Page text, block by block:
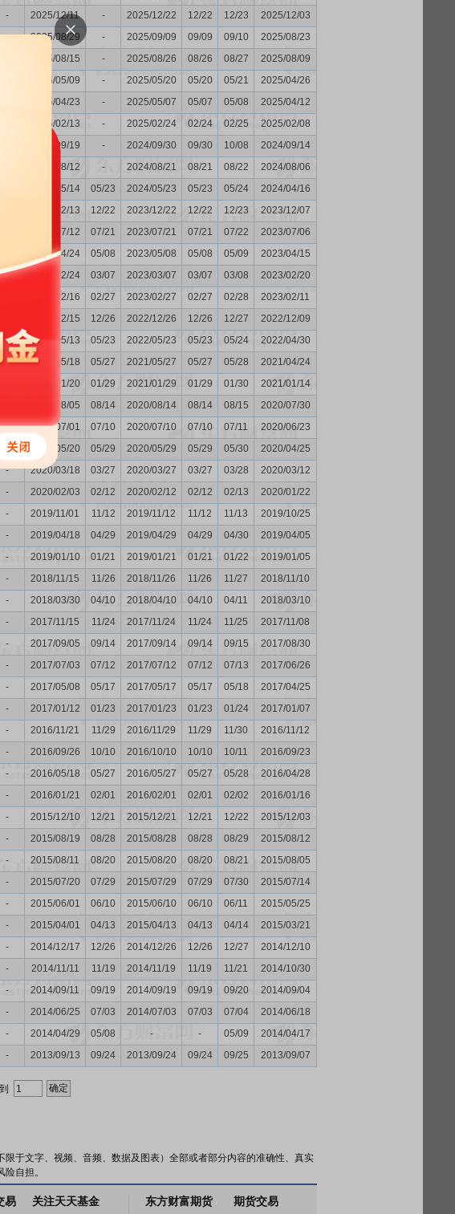
- 2025/12/11 - 2025/12/22 12/22 12/23
2025/12/03
- 2025/08/29 - 2025/09/09 09/09 09/10
2025/08/23
2025/08/15 - 2025/08/26 08/26 08/27
2025/08/09
2025/05/09 - 2025/05/20 05/20 05/21
2025/04/26
2025/04/23 - 2025/05/07 05/07 05/08
2025/04/12
2025/02/13 - 2025/02/24 02/24 02/25
2025/02/08
2024/09/19 - 2024/09/30 09/30 10/08
2024/09/14
2024/08/12 - 2024/08/21 08/21 08/22
2024/08/06
2024/05/14 05/23 2024/05/23 05/23 05/24
2024/04/16
2023/12/13 12/22 2023/12/22 12/22 12/23
2023/12/07
2023/07/12 07/21 2023/07/21 07/21 07/22
2023/07/06
2023/04/24 05/08 2023/05/08 05/08 05/09
2023/04/15
- 2023/02/24 03/07 2023/03/07 03/07 03/08
2023/02/20
2023/02/16 02/27 2023/02/27 02/27 02/28
2023/02/11
2022/12/15 12/26 2022/12/26 12/26 12/27
2022/12/09
- 2022/05/13 05/23 2022/05/23 05/23 05/24
2022/04/30
- 2021/05/18 05/27 2021/05/27 05/27 05/28
2021/04/24
2021/01/20 01/29 2021/01/29 01/29 01/30
2021/01/14
2020/08/05 08/14 2020/08/14 08/14 08/15
2020/07/30
- 2020/07/01 07/10 2020/07/10 07/10 07/11
2020/06/23
- 2020/05/20 05/29 2020/05/29 05/29 05/30
2020/04/25
- 2020/03/18 03/27 2020/03/27 03/27 03/28
2020/03/12
- 2020/02/03 02/12 2020/02/12 02/12 02/13
2020/01/22
- 2019/11/01 11/12 2019/11/12 11/12 11/13
2019/10/25
- 2019/04/18 04/29 2019/04/29 04/29 04/30
2019/04/05
- 2019/01/10 01/21 2019/01/21 01/21 01/22
2019/01/05
- 2018/11/15 11/26 2018/11/26 11/26 11/27
2018/11/10
- 2018/03/30 04/10 2018/04/10 04/10 04/11
2018/03/10
- 2017/11/15 11/24 2017/11/24 11/24 11/25
2017/11/08
- 2017/09/05 09/14 2017/09/14 09/14 09/15
2017/08/30
- 2017/07/03 07/12 2017/07/12 07/12 07/13
2017/06/26
- 2017/05/08 05/17 2017/05/17 05/17 05/18
2017/04/25
- 2017/01/12 01/23 2017/01/23 01/23 01/24
2017/01/07
- 2016/11/21 11/29 2016/11/29 11/29 11/30
2016/11/12
- 2016/09/26 10/10 2016/10/10 10/10 10/11
2016/09/23
- 2016/05/18 05/27 2016/05/27 05/27 05/28
2016/04/28
- 2016/01/21 02/01 2016/02/01 02/01 02/02
2016/01/16
- 2015/12/10 12/21 2015/12/21 12/21 12/22
2015/12/03
- 2015/08/19 08/28 2015/08/28 08/28 08/29
2015/08/12
- 2015/08/11 08/20 2015/08/20 08/20 08/21
2015/08/05
- 2015/07/20 07/29 2015/07/29 07/29 07/30
2015/07/14
- 2015/06/01 06/10 2015/06/10 06/10 06/11
2015/05/25
- 2015/04/01 04/13 2015/04/13 04/13 04/14
2015/03/21
- 2014/12/17 12/26 2014/12/26 12/26 12/27
2014/12/10
- 2014/11/11 11/19 2014/11/19 11/19 11/21
2014/10/30
- 2014/09/11 09/19 2014/09/19 09/19 09/20
2014/09/04
- 2014/06/25 07/03 2014/07/03 07/03 07/04
2014/06/18
- 2014/04/29 05/08 - - 05/09
2014/04/17
- 2013/09/13 09/24 2013/09/24 09/24 09/25 2013/09/07
于文字、视频、音频、数据及图表）全部或者部分内容的准确性、真实
自担。
易 关注天天基金 东方财富期货 期货交易